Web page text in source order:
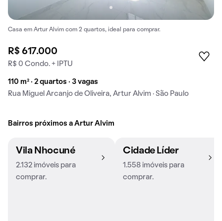
Casa em Artur Alvim com 2 quartos, ideal para comprar.
R$ 617.000
R$ 0 Condo. + IPTU
110 m² · 2 quartos · 3 vagas
Rua Miguel Arcanjo de Oliveira, Artur Alvim · São Paulo
Bairros próximos a Artur Alvim
Vila Nhocuné
2.132 imóveis para
comprar.
Cidade Líder
1.558 imóveis para
comprar.